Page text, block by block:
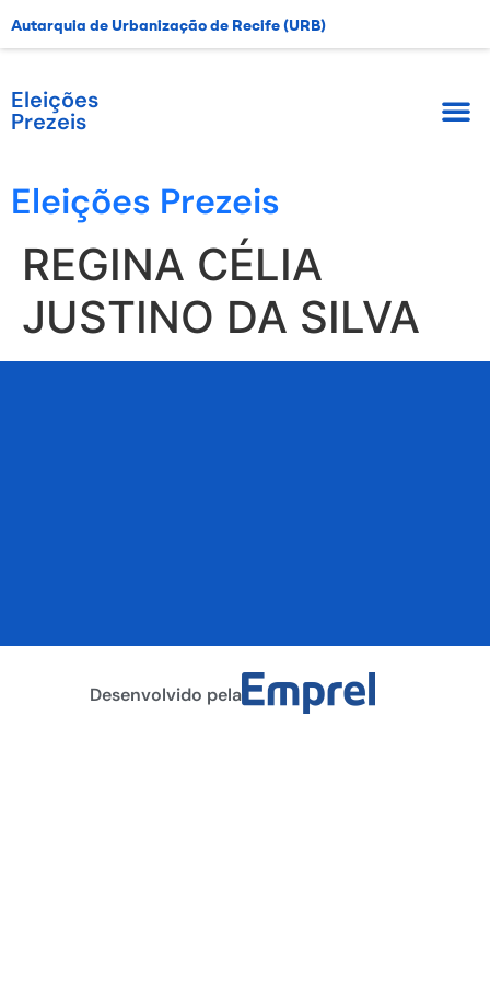
Autarquia de Urbanização de Recife (URB)
Eleições
Prezeis
Eleições Prezeis
REGINA CÉLIA
JUSTINO DA SILVA
Desenvolvido pela